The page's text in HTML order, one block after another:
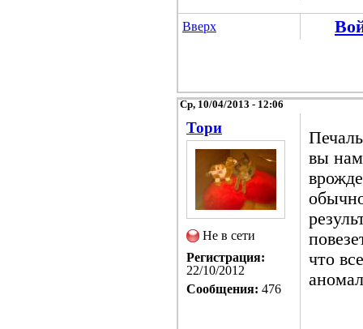
Вверх
Ср, 10/04/2013 - 12:06
Тори
Не в сети
Регистрация:
22/10/2012
Сообщения: 476
вы
что